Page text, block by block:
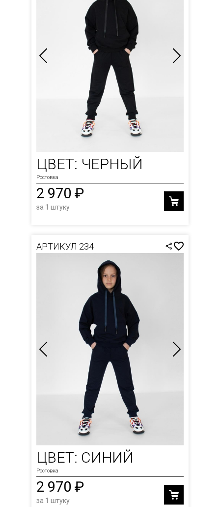
ЦВЕТ: ЧЕРНЫЙ
Ростовка
2 970 ₽
за 1 штуку
АРТИКУЛ 234
ЦВЕТ: СИНИЙ
Ростовка
2 970 ₽
за 1 штуку